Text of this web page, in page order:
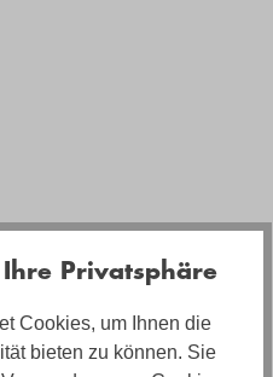
Privatsphäre
Cookies, um Ihnen die
bieten zu können. Sie